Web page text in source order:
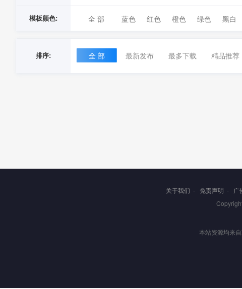
模板颜色: 全 部 蓝色 红色 橙色 绿色 黑白
排序: 全 部 最新发布 最多下载 精品推荐
关于我们 - 免责声明 - 广
本站资源均来